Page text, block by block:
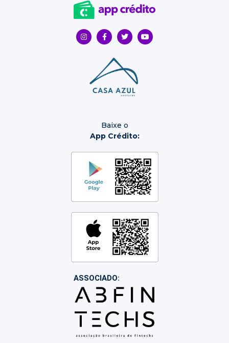
Baixe o
App Crédito:
ASSOCIADO: